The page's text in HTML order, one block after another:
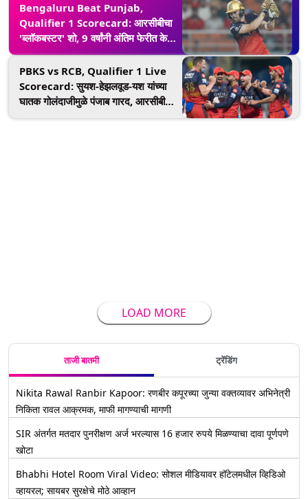
Bengaluru Beat Punjab,
Qualifier 1 Scorecard: आरसीबीचा
'ब्लॉकबस्टर' शो, 9 वर्षांनी अंतिम फेरीत केला
प्रवेश; क्वालिफायर-1 मध्ये पंजाबचा 8 गडी
राखून पराभव
PBKS vs RCB, Qualifier 1 Live
Scorecard: सुयश-हेझलवूड-यश यांच्या
घातक गोलंदाजीमुळे पंजाब गारद, आरसीबीला
LOAD MORE
ताजी बातमी ट्रेंडिंग
Nikita Rawal Ranbir Kapoor: रणबीर कपूरच्या जुन्या वक्तव्यावर अभिनेत्री
निकिता रावल आक्रमक, माफी मागण्याची मागणी
SIR अंतर्गत मतदार पुनरीक्षण अर्ज भरल्यास 16 हजार रुपये मिळण्याचा दावा पूर्णपणे
खोटा
Bhabhi Hotel Room Viral Video: सोशल मीडियावर हॉटेलमधील व्हिडिओ
व्हायरल; सायबर सुरक्षेचे मोठे आव्हान